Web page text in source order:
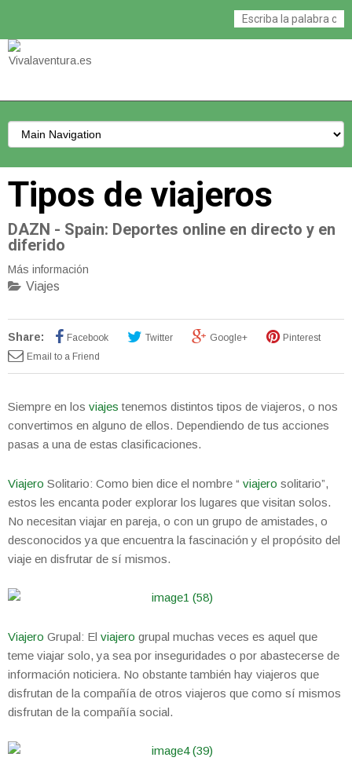
Tipos de viajeros
DAZN - Spain: Deportes online en directo y en
diferido
Más información
Viajes
Share: Facebook Twitter Google+
Pinterest
Email to a Friend
Siempre en los viajes tenemos distintos tipos de viajeros, o nos
convertimos en alguno de ellos. Dependiendo de tus acciones
pasas a una de estas clasificaciones.
Viajero Solitario: Como bien dice el nombre “ viajero solitario”,
estos les encanta poder explorar los lugares que visitan solos.
No necesitan viajar en pareja, o con un grupo de amistades, o
desconocidos ya que encuentra la fascinación y el propósito del
viaje en disfrutar de sí mismos.
Viajero Grupal: El viajero grupal muchas veces es aquel que
teme viajar solo, ya sea por inseguridades o por abastecerse de
información noticiera. No obstante también hay viajeros que
disfrutan de la compañía de otros viajeros que como sí mismos
disfrutan de la compañía social.